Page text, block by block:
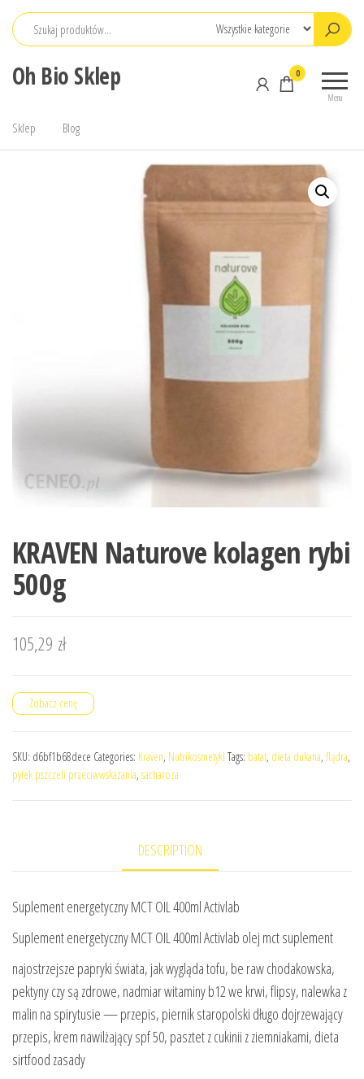
Przejdź
Oh Bio Sklep
Menu
0
Sklep Blog
KRAVEN Naturove kolagen rybi
500g
105,29 zł
Zobacz cenę
SKU: d6bf1b68dece Categories: Kraven, Nutrikosmetyki Tags: batat, dieta dukana, flądra,
pyłek pszczeli przeciwwskazania, sacharoza
DESCRIPTION
Suplement energetyczny MCT OIL 400ml Activlab
Suplement energetyczny MCT OIL 400ml Activlab olej mct suplement
najostrzejsze papryki świata, jak wygląda tofu, be raw chodakowska,
pektyny czy są zdrowe, nadmiar witaminy b12 we krwi, flipsy, nalewka z
malin na spirytusie — przepis, piernik staropolski długo dojrzewający
przepis, krem nawilżający spf 50, pasztet z cukinii z ziemniakami, dieta
sirtfood zasady